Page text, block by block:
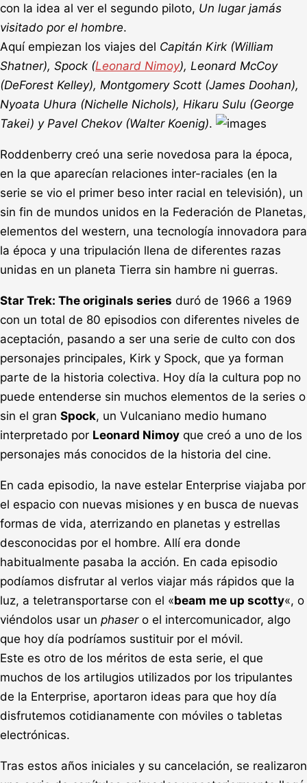
con la idea al ver el segundo piloto, Un lugar jamás
visitado por el hombre.
Aquí empiezan los viajes del Capitán Kirk (William
Shatner), Spock (Leonard Nimoy), Leonard McCoy
(DeForest Kelley), Montgomery Scott (James Doohan),
Nyoata Uhura (Nichelle Nichols), Hikaru Sulu (George
Takei) y Pavel Chekov (Walter Koenig).
Roddenberry creó una serie novedosa para la época,
en la que aparecían relaciones inter-raciales (en la
serie se vio el primer beso inter racial en televisión), un
sin fin de mundos unidos en la Federación de Planetas,
elementos del western, una tecnología innovadora para
la época y una tripulación llena de diferentes razas
unidas en un planeta Tierra sin hambre ni guerras.
Star Trek: The originals series duró de 1966 a 1969
con un total de 80 episodios con diferentes niveles de
aceptación, pasando a ser una serie de culto con dos
personajes principales, Kirk y Spock, que ya forman
parte de la historia colectiva. Hoy día la cultura pop no
puede entenderse sin muchos elementos de la series o
sin el gran Spock, un Vulcaniano medio humano
interpretado por Leonard Nimoy que creó a uno de los
personajes más conocidos de la historia del cine.
En cada episodio, la nave estelar Enterprise viajaba por
el espacio con nuevas misiones y en busca de nuevas
formas de vida, aterrizando en planetas y estrellas
desconocidas por el hombre. Allí era donde
habitualmente pasaba la acción. En cada episodio
podíamos disfrutar al verlos viajar más rápidos que la
luz, a teletransportarse con el «beam me up scotty«, o
viéndolos usar un phasero el intercomunicador, algo
que hoy día podríamos sustituir por el móvil.
Este es otro de los méritos de esta serie, el que
muchos de los artilugios utilizados por los tripulantes
de la Enterprise, aportaron ideas para que hoy día
disfrutemos cotidianamente con móviles o tabletas
electrónicas.
Tras estos años iniciales y su cancelación, se realizaron